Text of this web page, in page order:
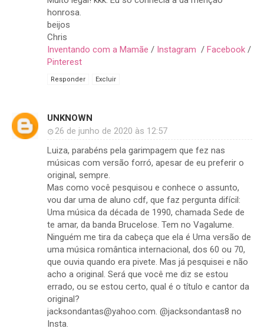
honrosa.
beijos
Chris
Inventando com a Mamãe / Instagram / Facebook /
Pinterest
Responder Excluir
UNKNOWN
26 de junho de 2020 às 12:57
Luiza, parabéns pela garimpagem que fez nas
músicas com versão forró, apesar de eu preferir o
original, sempre.
Mas como você pesquisou e conhece o assunto,
vou dar uma de aluno cdf, que faz pergunta difícil:
Uma música da década de 1990, chamada Sede de
te amar, da banda Brucelose. Tem no Vagalume.
Ninguém me tira da cabeça que ela é Uma versão de
uma música romântica internacional, dos 60 ou 70,
que ouvia quando era pivete. Mas já pesquisei e não
acho a original. Será que você me diz se estou
errado, ou se estou certo, qual é o título e cantor da
original?
jacksondantas@yahoo.com. @jacksondantas8 no
Insta.